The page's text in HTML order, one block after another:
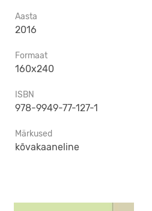
Aasta
2016
Formaat
160x240
ISBN
978-9949-77-127-1
Märkused
kõvakaaneline